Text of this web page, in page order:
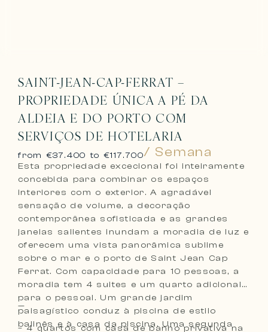
SAINT-JEAN-CAP-FERRAT –
PROPRIEDADE ÚNICA A PÉ DA
ALDEIA E DO PORTO COM
SERVIÇOS DE HOTELARIA
from €37.400 to €117.700/ Semana
Esta propriedade excecional foi inteiramente
concebida para combinar os espaços
interiores com o exterior. A agradável
sensação de volume, a decoração
contemporânea sofisticada e as grandes
janelas salientes inundam a moradia de luz e
oferecem uma vista panorâmica sublime
sobre o mar e o porto de Saint Jean Cap
Ferrat. Com capacidade para 10 pessoas, a
moradia tem 4 suites e um quarto adicional
para o pessoal. Um grande jardim
paisagístico conduz à piscina de estilo
balinês e à casa da piscina. Uma segunda
—
– 4 quartos com casa de banho privativa na